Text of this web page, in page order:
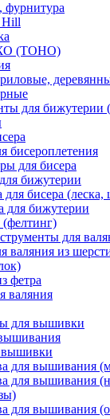
фурнитура
Hill
(TOHO)
для бижутерии
бисероплетения
для бисера
бижутерии
для бисера
для бижутерии
для
валяния из
фетра
валяния
для вышивки
вышивки
для вышивания
для вышивания
для вышивания